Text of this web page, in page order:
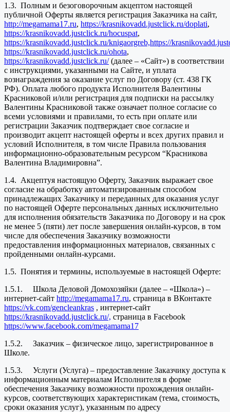
1.3. Полным и безоговорочным акцептом настоящей
публичной Оферты является регистрация Заказчика на сайт,
http://megamama17.ru, https://krasnikovadd.justclick.ru/doplati,
https://krasnikovadd.justclick.ru/hocuspat,
https://krasnikovadd.justclick.ru/knigaorgreb,https://
https://krasnikovadd.justclick.ru/ohota,
https://krasnikovadd.justclick.ru/(далее – «Сайт») в соответствии
с инструкциями, указанными на Сайте, и уплата
вознаграждения за оказание услуг по Договору (ст. 438 ГК
РФ). Оплата любого продукта Исполнителя Валентины
Красниковой и/или регистрация для подписки на рассылку
Валентины Красниковой также означает полное согласие со
всеми условиями и правилами, то есть при оплате или
регистрации Заказчик подтверждает свое согласие и
производит акцепт настоящей оферты и всех других правил и
условий Исполнителя, в том числе Правила пользования
информационно-образовательным ресурсом “Красникова
Валентина Владимировна”.
1.4. Акцептуя настоящую Оферту, Заказчик выражает свое
согласие на обработку автоматизированным способом
принадлежащих Заказчику и переданных для оказания услуг
по настоящей Оферте персональных данных исключительно
для исполнения обязательств Заказчика по Договору и на срок
не менее 5 (пяти) лет после завершения онлайн-курсов, в том
числе для обеспечения Заказчику возможности
предоставления информационных материалов, связанных с
пройденными онлайн-курсами.
1.5. Понятия и термины, используемые в настоящей Оферте:
1.5.1. Школа Деловой Домохозяйки (далее – «Школа») –
интернет-сайт http://megamama17.ru, страница в ВКонтакте
https://vk.com/gencleankras , интернет-сайт
https://krasnikovadd.justclick.ru/, страница в Facebook
https://www.facebook.com/megamama17
1.5.2. Заказчик – физическое лицо, зарегистрированное в
Школе.
1.5.3. Услуги (Услуга) – предоставление Заказчику доступа к
информационным материалам Исполнителя в форме
обеспечения Заказчику возможности прохождения онлайн-
курсов, соответствующих характеристикам (тема, стоимость,
сроки оказания услуг), указанным по адресу